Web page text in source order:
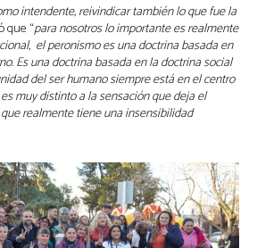
intendente, reivindicar también lo que fue la
que “para nosotros lo importante es realmente
el peronismo es una doctrina basada en
Es una doctrina basada en la doctrina social
del ser humano siempre está en el centro
muy distinto a la sensación que deja el
realmente tiene una insensibilidad